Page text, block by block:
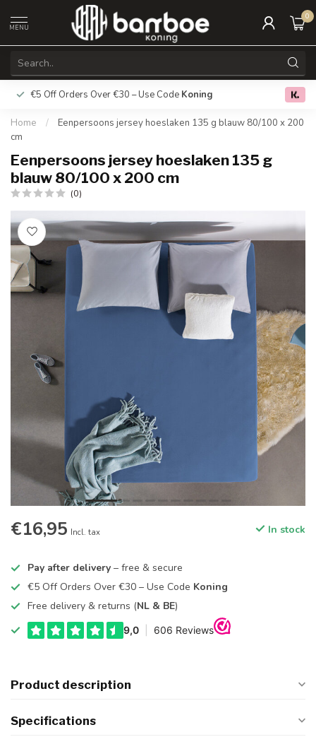
MENU
0
€5 Off Orders Over €30 – Use Code Koning Free
Home /
Eenpersoons jersey hoeslaken 135 g blauw 80/100 x 200
cm
Eenpersoons jersey hoeslaken 135 g
blauw 80/100 x 200 cm
(0)
€16,95 Incl. tax In stock
Pay after delivery – free & secure
€5 Off Orders Over €30 – Use Code Koning
Free delivery & returns (NL & BE)
Product description
Specifications